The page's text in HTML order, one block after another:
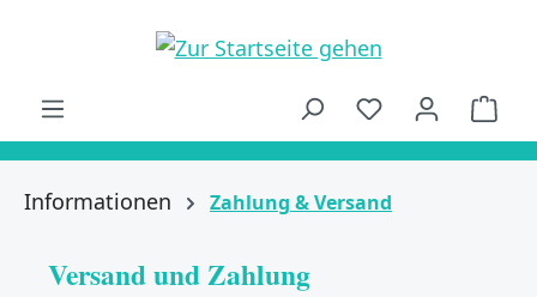
Informationen Zahlung & Versand
Versand und Zahlung